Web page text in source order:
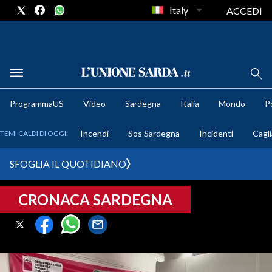
METEO
CRONACA SARDEGNA
CAGLIARI
SULCIS IGLESIENTE
Italy ACCEDI
ProgrammaUS Video Sardegna Italia Mondo
TEMI CALDI DI OGGI: Incendi Sos Sardegna Incidenti
SFOGLIA IL QUOTIDIANO
CRONACA SARDEGNA